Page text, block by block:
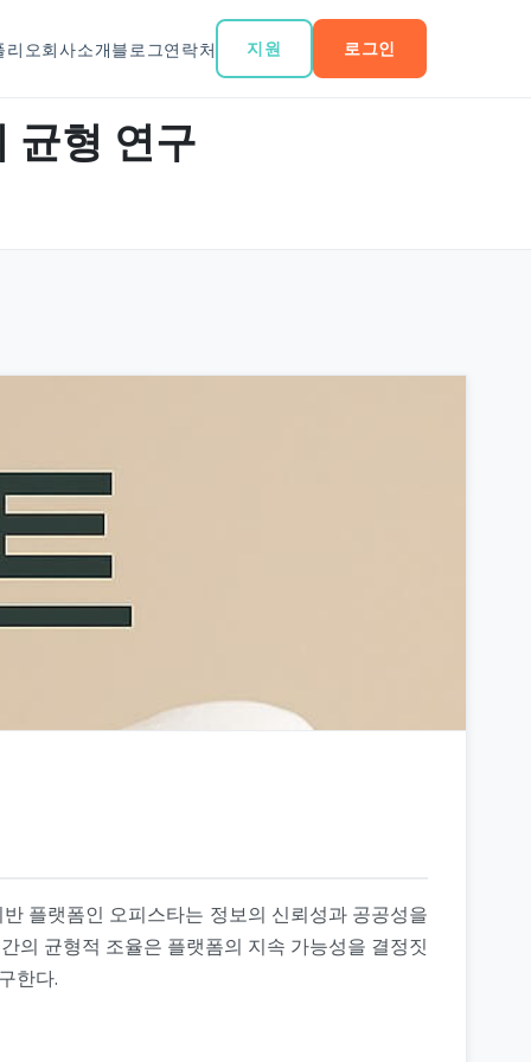
리오회사소개블로그연락처 지원 로그인
균형 연구
플랫폼인 오피스타는 정보의 신뢰성과 공공성을
균형적 조율은 플랫폼의 지속 가능성을 결정짓
한다.